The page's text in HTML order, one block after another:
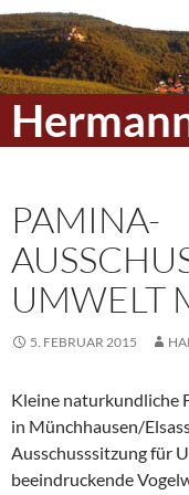
Suchen
ZUM
PAMINA-
UMWELT
5. FEBRUAR 2015
Kleine naturkundliche
in Münchhausen/
Ausschusssitzung für
beeindruckende